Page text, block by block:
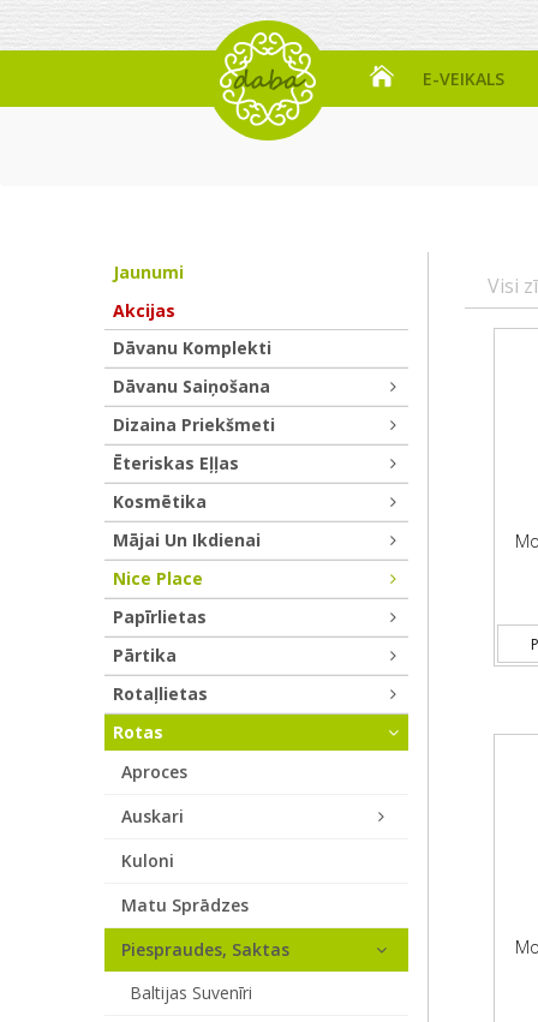
E-VEIKALS
Visi
Jaunumi
Akcijas
Dāvanu Komplekti
Dāvanu Saiņošana
Dizaina Priekšmeti
Ēteriskas Eļļas
Kosmētika
Mājai Un Ikdienai
Nice Place
Papīrlietas
Pārtika
Rotaļlietas
Rotas
Aproces
Auskari
Kuloni
Matu Sprādzes
Piespraudes, Saktas
Baltijas Suvenīri